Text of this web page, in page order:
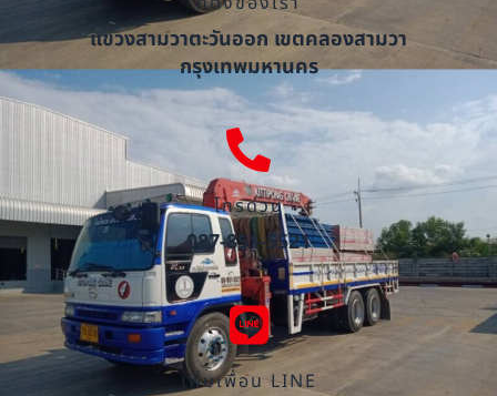
แขวงสามวาตะวันออก เขตคลองสามวา
กรุงเทพมหานคร
โทรด่วน
087-851-5521
เพิ่มเพื่อน LINE